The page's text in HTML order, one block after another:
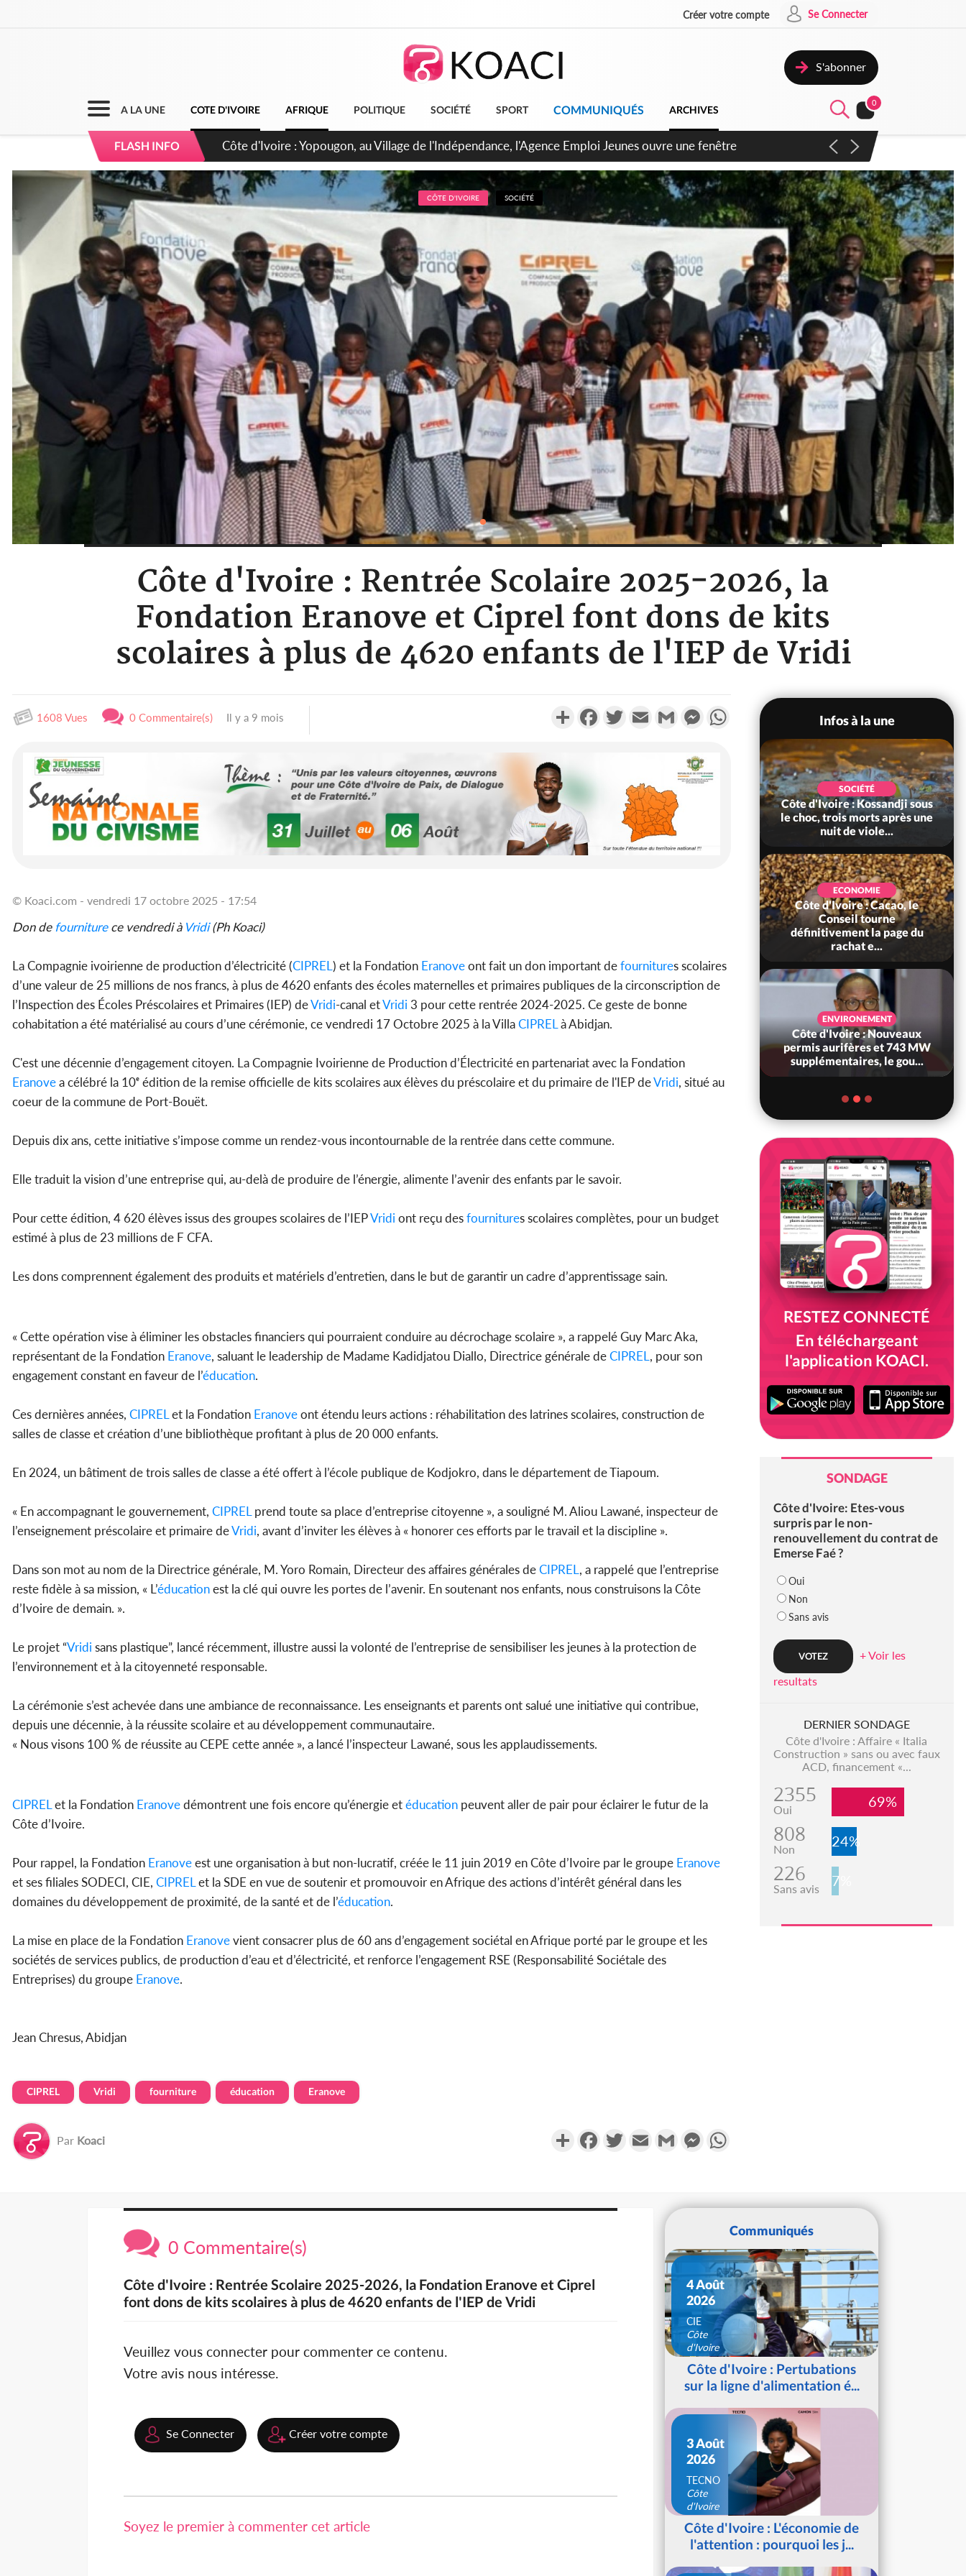
Créer votre compte Se Connecter
S'abonner
A LA UNE COTE D'IVOIRE AFRIQUE POLITIQUE SOCIÉTÉ SPORT COMMUNIQUÉS ARCHIVES
0
FLASH INFO
Côte d'Ivoire : CHU de Treichville, après la fronde, les agents contractuels obtiennent un accord avec la
direction sur les arriérés du SMIG 2023
CÔTE D'IVOIRE SOCIÉTÉ
Côte d'Ivoire : Rentrée Scolaire 2025-2026, la
Fondation Eranove et Ciprel font dons de kits
scolaires à plus de 4620 enfants de l'IEP de Vridi
1608 Vues 0 Commentaire(s) Il y a 9 mois PartagerFacebookTwitterEmail Gmail MessengerWhatsApp
© Koaci.com - vendredi 17 octobre 2025 - 17:54
Don de fourniturece vendredi à Vridi(Ph Koaci)
La Compagnie ivoirienne de production d’électricité (CIPREL ) et la Fondation Eranoveont fait un don important defournitures scolaires
d’une valeur de 25 millions de nos francs, à plus de 4620 enfants des écoles maternelles et primaires publiques de la circonscription de
l’Inspection des Écoles Préscolaires et Primaires (IEP) deVridi-canal etVridi 3 pour cette rentrée 2024-2025. Ce geste de bonne
cohabitation a été matérialisé au cours d’une cérémonie, ce vendredi 17 Octobre 2025 à la VillaCIPREL à Abidjan.
C'est une décennie d’engagement citoyen. La Compagnie Ivoirienne de Production d’Électricité en partenariat avec la Fondation
Eranovea célébré la 10ᵉ édition de la remise officielle de kits scolaires aux élèves du préscolaire et du primaire de l'IEP deVridi, situé au
coeur de la commune de Port-Bouët.
Depuis dix ans, cette initiative s’impose comme un rendez-vous incontournable de la rentrée dans cette commune.
Elle traduit la vision d’une entreprise qui, au-delà de produire de l’énergie, alimente l’avenir des enfants par le savoir.
Pour cette édition, 4 620 élèves issus des groupes scolaires de l’IEPVridi ont reçu desfournitures scolaires complètes, pour un budget
estimé à plus de 23 millions de F CFA.
Les dons comprennent également des produits et matériels d’entretien, dans le but de garantir un cadre d’apprentissage sain.
« Cette opération vise à éliminer les obstacles financiers qui pourraient conduire au décrochage scolaire », a rappelé Guy Marc Aka,
représentant de la Fondation Eranove, saluant le leadership de Madame Kadidjatou Diallo, Directrice générale deCIPREL , pour son
engagement constant en faveur de l’éducation.
Ces dernières années, CIPREL et la Fondation Eranoveont étendu leurs actions : réhabilitation des latrines scolaires, construction de
salles de classe et création d’une bibliothèque profitant à plus de 20 000 enfants.
En 2024, un bâtiment de trois salles de classe a été offert à l’école publique de Kodjokro, dans le département de Tiapoum.
« En accompagnant le gouvernement, CIPREL prend toute sa place d’entreprise citoyenne », a souligné M. Aliou Lawané, inspecteur de
l’enseignement préscolaire et primaire deVridi, avant d’inviter les élèves à « honorer ces efforts par le travail et la discipline ».
Dans son mot au nom de la Directrice générale, M. Yoro Romain, Directeur des affaires générales deCIPREL , a rappelé que l’entreprise
reste fidèle à sa mission, « L’éducationest la clé qui ouvre les portes de l’avenir. En soutenant nos enfants, nous construisons la Côte
d’Ivoire de demain. ».
Le projet “Vridi sans plastique”, lancé récemment, illustre aussi la volonté de l’entreprise de sensibiliser les jeunes à la protection de
l’environnement et à la citoyenneté responsable.
La cérémonie s’est achevée dans une ambiance de reconnaissance. Les enseignants et parents ont salué une initiative qui contribue,
depuis une décennie, à la réussite scolaire et au développement communautaire.
« Nous visons 100 % de réussite au CEPE cette année », a lancé l’inspecteur Lawané, sous les applaudissements.
CIPREL et la Fondation Eranovedémontrent une fois encore qu’énergie etéducation peuvent aller de pair pour éclairer le futur de la
Côte d’Ivoire.
Pour rappel, la Fondation Eranoveest une organisation à but non-lucratif, créée le 11 juin 2019 en Côte d’Ivoire par le groupe Eranove
et ses filiales SODECI, CIE, CIPREL et la SDE en vue de soutenir et promouvoir en Afrique des actions d’intérêt général dans les
domaines du développement de proximité, de la santé et de l’éducation.
La mise en place de la Fondation Eranovevient consacrer plus de 60 ans d’engagement sociétal en Afrique porté par le groupe et les
sociétés de services publics, de production d’eau et d’électricité, et renforce l’engagement RSE (Responsabilité Sociétale des
Entreprises) du groupe Eranove.
Jean Chresus, Abidjan
CIPREL Vridi fourniture éducation Eranove
Par Koaci PartagerFacebookTwitterEmail Gmail Messenger
Infos à la une
POLITIQUE
Côte d'Ivoire : Indépendance
2026, Yopougon coeur
battant de la célébration...
Côte d'Ivoire : Réforme
modernise ses structures...
SOCIÉTÉ
Côte d'Ivoire : Kossandji sous
le choc, trois morts après une
nuit de viole...
ECONOMIE
Côte d'Ivoire : Cacao, le
Conseil tourne
définitivement la page du
rachat e...
ENVIRONEMENT
Côte d'Ivoire : Nouveaux
permis aurifères et 743 MW
supplémentaires, le gou...
RESTEZ CONNECTÉ
En téléchargeant
l'application KOACI.
SONDAGE
Côte d'Ivoire: Etes-vous
surpris par le non-
renouvellement du contrat de
Emerse Faé ?
Oui
Non
Sans avis
+ Voir les
resultats
DERNIER SONDAGE
Côte d'Ivoire : Affaire « Italia
Construction » sans ou avec faux
ACD, financement «...
2355
Oui 69%
808
Non 24%
226
Sans avis 7%
0 Commentaire(s)
Côte d'Ivoire : Rentrée Scolaire 2025-2026, la Fondation Eranove et Ciprel
font dons de kits scolaires à plus de 4620 enfants de l'IEP de Vridi
Veuillez vous connecter pour commenter ce contenu.
Votre avis nous intéresse.
Se Connecter Créer votre compte
Soyez le premier à commenter cet article
Communiqués
4 Août
2026
CIE
Côte
d'Ivoire
Côte d'Ivoire : Pertubations
sur la ligne d'alimentation é...
3 Août
2026
TECNO
Côte
d'Ivoire
Côte d'Ivoire : L'économie de
l'attention : pourquoi les j...